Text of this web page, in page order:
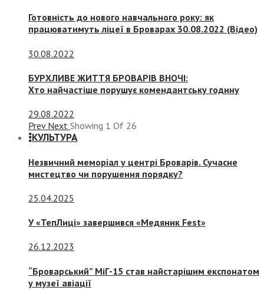
Готовність до нового навчального року: як
працюватимуть ліцеї в Броварах 30.08.2022 (Відео)
30.08.2022
БУРХЛИВЕ ЖИТТЯ БРОВАРІВ ВНОЧІ:
Хто найчастіше порушує комендантську годину
29.08.2022
Prev Next Showing 1 Of 26
КУЛЬТУРА
Незвичний меморіал у центрі Броварів. Сучасне
мистецтво чи порушення порядку?
25.04.2025
У «ТепЛиці» завершився «Медяник Fest»
26.12.2023
“Броварський” МіГ-15 став найстарішим експонатом
у музеї авіації